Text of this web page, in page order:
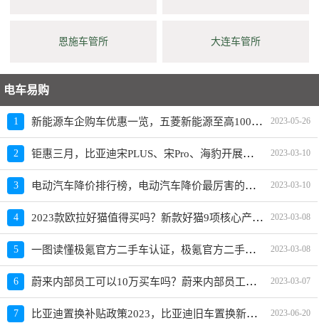
恩施车管所 大连车管所
电车易购
1 新能源车企购车优惠一览，五菱新能源至高10000元限时补贴 2023-05-26
2 钜惠三月，比亚迪宋PLUS、宋Pro、海豹开展限时优惠活动 2023-03-10
3 电动汽车降价排行榜，电动汽车降价最厉害的品牌是？ 2023-03-10
4 2023款欧拉好猫值得买吗？新款好猫9项核心产品力重磅升级 2023-03-08
5 一图读懂极氪官方二手车认证，极氪官方二手车入口上线 2023-03-08
6 蔚来内部员工可以10万买车吗？蔚来内部员工爆料 2023-03-07
7 比亚迪置换补贴政策2023，比亚迪旧车置换新车价格表 2023-06-20